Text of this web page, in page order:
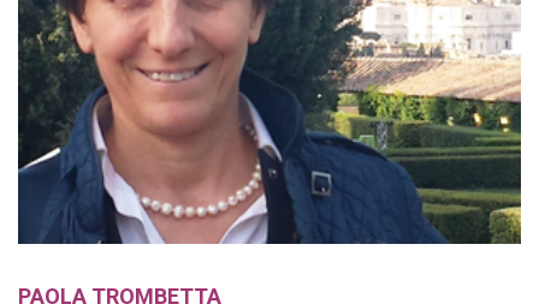
PAOLA TROMBETTA